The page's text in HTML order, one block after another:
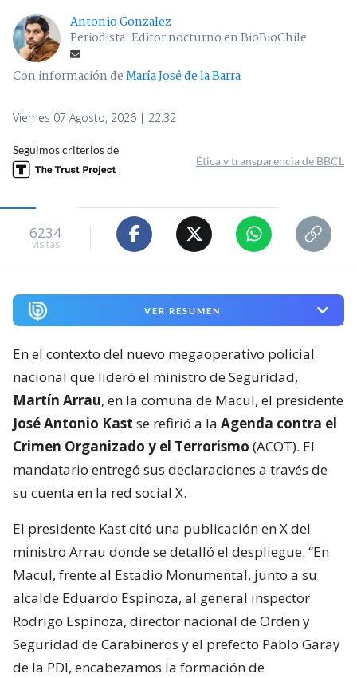
Antonio Gonzalez
Periodista. Editor nocturno en BioBioChile
Con información deMaría José de la Barra
Viernes 07 Agosto, 2026 | 22:32
Seguimos criterios de
Ética y transparencia de BBCL
6234
visitas
VER RESUMEN
En el contexto del nuevo megaoperativo policial
nacional que lideró el ministro de Seguridad,
Martín Arrau, en la comuna de Macul, el presidente
José Antonio Kast se refirió a la Agenda contra el
Crimen Organizado y el Terrorismo (ACOT). El
mandatario entregó sus declaraciones a través de
su cuenta en la red social X.
El presidente Kast citó una publicación en X del
ministro Arrau donde se detalló el despliegue. “En
Macul, frente al Estadio Monumental, junto a su
alcalde Eduardo Espinoza, al general inspector
Rodrigo Espinoza, director nacional de Orden y
Seguridad de Carabineros y el prefecto Pablo Garay
de la PDI, encabezamos la formación de